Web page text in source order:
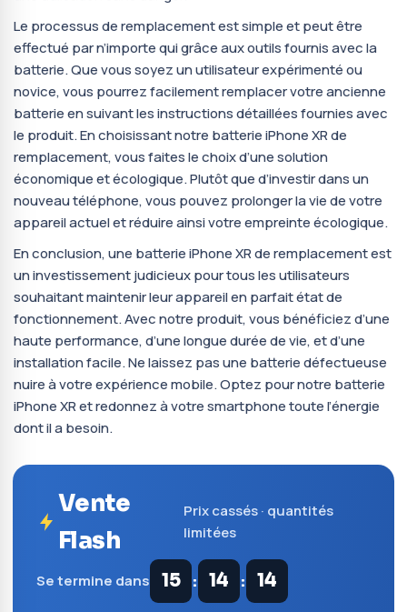
Le processus de remplacement est simple et peut être
effectué par n’importe qui grâce aux outils fournis avec la
batterie. Que vous soyez un utilisateur expérimenté ou
novice, vous pourrez facilement remplacer votre ancienne
batterie en suivant les instructions détaillées fournies avec
le produit. En choisissant notre batterie iPhone XR de
remplacement, vous faites le choix d’une solution
économique et écologique. Plutôt que d’investir dans un
nouveau téléphone, vous pouvez prolonger la vie de votre
appareil actuel et réduire ainsi votre empreinte écologique.
En conclusion, une batterie iPhone XR de remplacement est
un investissement judicieux pour tous les utilisateurs
souhaitant maintenir leur appareil en parfait état de
fonctionnement. Avec notre produit, vous bénéficiez d’une
haute performance, d’une longue durée de vie, et d’une
installation facile. Ne laissez pas une batterie défectueuse
nuire à votre expérience mobile. Optez pour notre batterie
iPhone XR et redonnez à votre smartphone toute l’énergie
dont il a besoin.
Vente
Flash
Prix cassés · quantités
limitées
Se termine dans 15 : 14 : 13